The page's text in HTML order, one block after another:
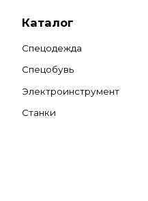
Каталог
Спецодежда
Спецобувь
Электроинструмент
Станки